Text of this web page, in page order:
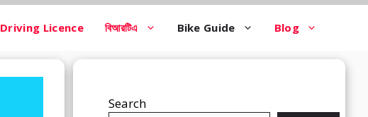
Driving Licence বিআরটিএ Bike Guide Blog
Search